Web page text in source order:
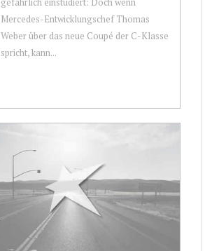
Mercedes-Entwicklungschef Thomas
Weber über das neue Coupé der C-Klasse
spricht, kann...